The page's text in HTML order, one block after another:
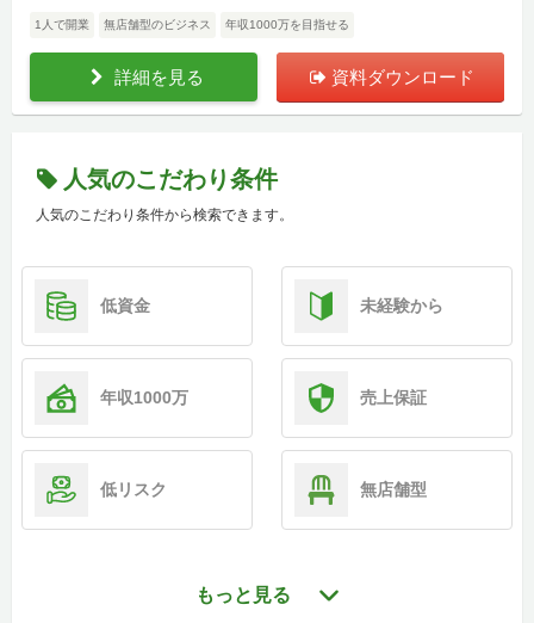
1人で開業 無店舗型のビジネス 年収1000万を目指せる
詳細を見る 資料ダウンロード
人気のこだわり条件
人気のこだわり条件から検索できます。
低資金 未経験から
年収1000万 売上保証
低リスク 無店舗型
もっと見る